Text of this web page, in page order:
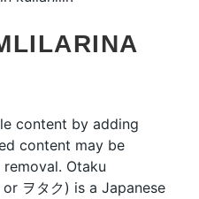
content by adding
content may be
Otaku
ヲタク) is a Japanese